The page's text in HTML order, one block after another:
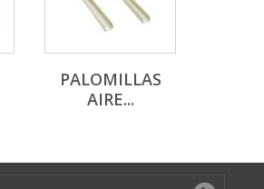
PALOMILLAS
AIRE...